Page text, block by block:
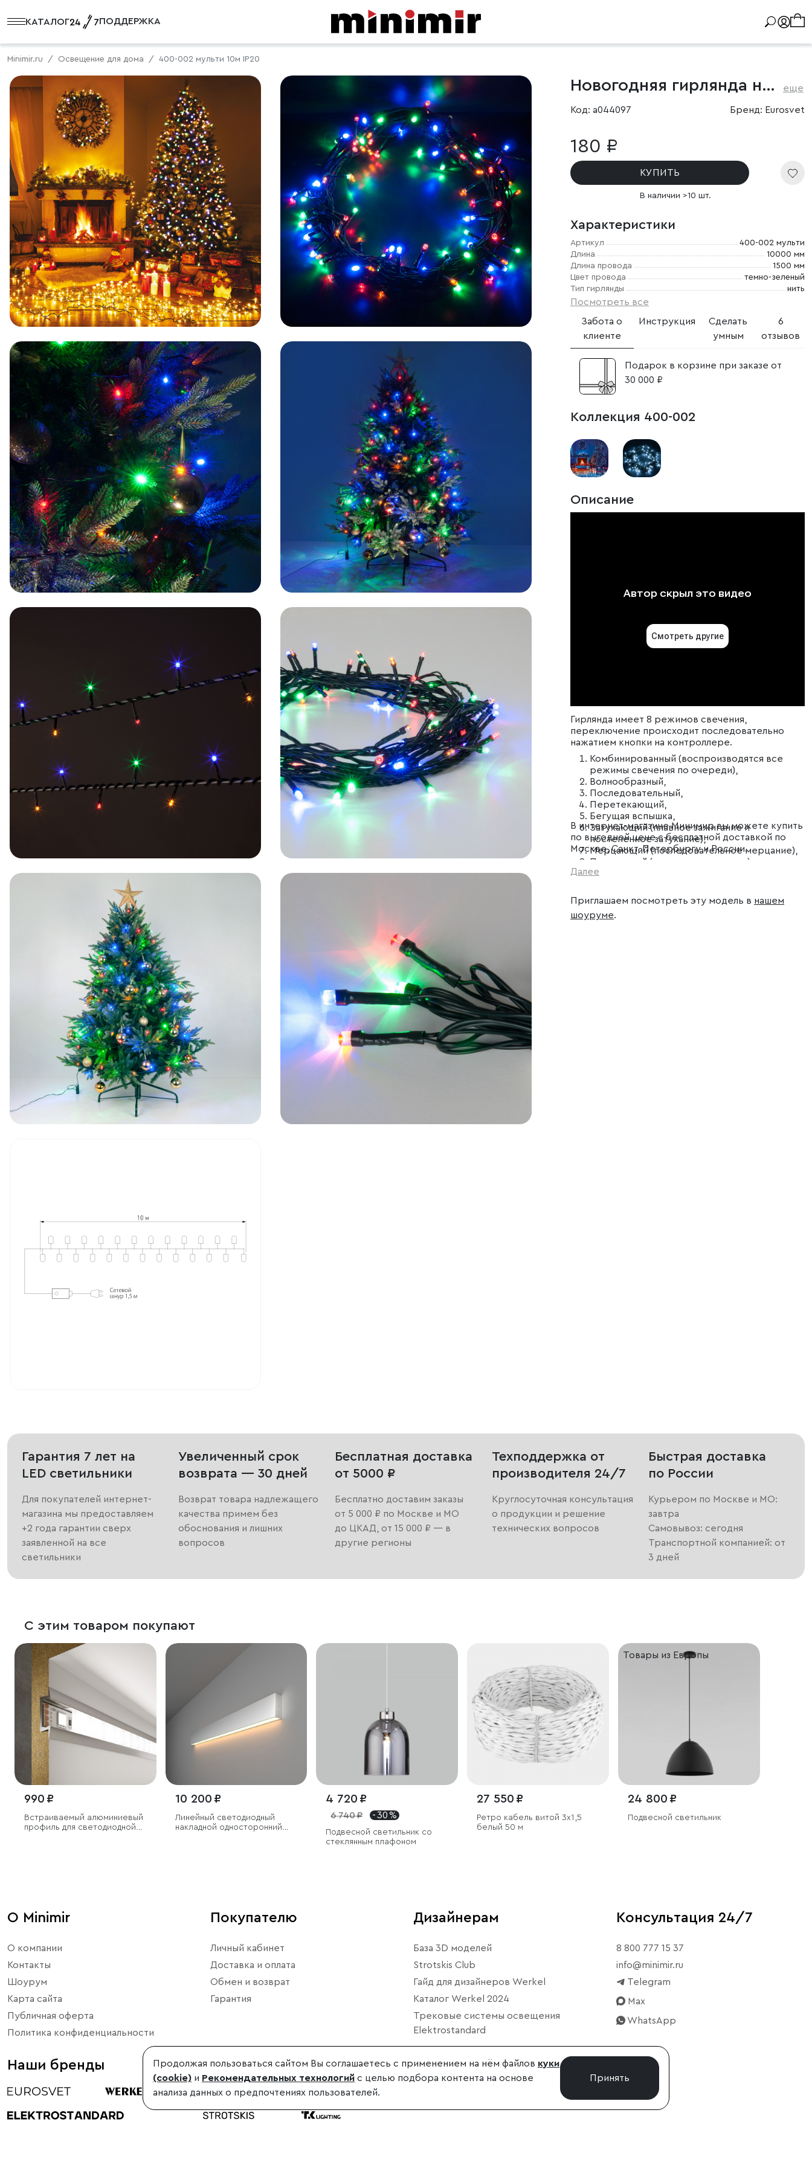
КАТАЛОГ ПОДДЕРЖКА
Minimir.ru Освещение для дома 400-002 мульти 10м IP20
Новогодняя гирлянда нить мульти 10м IP20 еще
Код: a044097 Бренд: Eurosvet
180 ₽
КУПИТЬ
В наличии >10 шт.
Характеристики
Артикул
400-002 мульти
Длина
10000 мм
Длина провода
1500 мм
Цвет провода
темно-зеленый
Тип гирлянды
нить
Посмотреть все
Забота о
клиенте
Инструкция
Сделать
умным
6
отзывов
Подарок в корзине при заказе от
30 000 ₽
Коллекция 400-002
Описание
Гирлянда имеет 8 режимов свечения,
переключение происходит последовательно
нажатием кнопки на контроллере.
Комбинированный (воспроизводятся все
режимы свечения по очереди),
Волнообразный,
Последовательный,
Перетекающий,
Бегущая вспышка,
Затухающий (плавное зажигание и
постепенное затухание),
Мерцающий (последовательное мерцание),
Постоянный (статичное свечение).
В интернет-магазине Минимир вы можете купить
по выгодной цене с бесплатной доставкой по
Москве, Санкт-Петербургу и России.
Далее
Приглашаем посмотреть эту модель в нашем
шоуруме.
Гарантия 7 лет на
LED светильники
Для покупателей интернет-
магазина мы предоставляем
+2 года гарантии сверх
заявленной на все
светильники
Увеличенный срок
возврата — 30 дней
Возврат товара надлежащего
качества примем без
обоснования и лишних
вопросов
Бесплатная доставка
от 5000 ₽
Бесплатно доставим заказы
от 5 000 ₽ по Москве и МО
до ЦКАД, от 15 000 ₽ — в
другие регионы
Техподдержка от
производителя 24/7
Круглосуточная консультация
о продукции и решение
технических вопросов
Быстрая доставка
по России
Курьером по Москве и МО:
завтра
Самовывоз: сегодня
Транспортной компанией: от
3 дней
С этим товаром покупают
990 ₽
Встраиваемый алюминиевый
профиль для светодиодной
10 200 ₽
Линейный светодиодный
накладной односторонний
4 720 ₽
6 740 ₽ - 30 %
Подвесной светильник со
стеклянным плафоном
27 550 ₽
Ретро кабель витой 3х1,5
белый 50 м
Товары из Европы
24 800 ₽
Подвесной светильник
О Minimir
О компании
Контакты
Шоурум
Карта сайта
Публичная оферта
Политика конфиденциальности
Покупателю
Личный кабинет
Доставка и оплата
Обмен и возврат
Гарантия
Дизайнерам
База 3D моделей
Strotskis Club
Гайд для дизайнеров Werkel
Каталог Werkel 2024
Трековые системы освещения
Elektrostandard
Консультация 24/7
8 800 777 15 37
info@minimir.ru
Telegram
Max
WhatsApp
Наши бренды Продолжая пользоваться сайтом Вы соглашаетесь с применением на нём файлов куки
(cookie) и Рекомендательных технологий с целью подбора контента на основе
анализа данных о предпочтениях пользователей.
Принять